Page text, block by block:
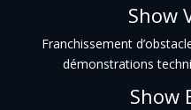
Show
Franchissement
démonstrations
Show